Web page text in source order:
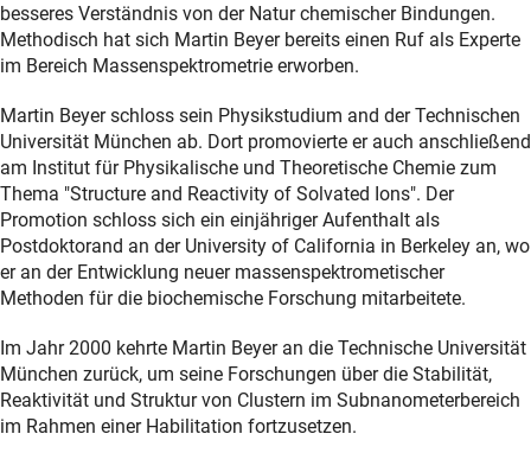
besseres Verständnis von der Natur chemischer Bindungen.
Methodisch hat sich Martin Beyer bereits einen Ruf als Experte
im Bereich Massenspektrometrie erworben.
Martin Beyer schloss sein Physikstudium and der Technischen
Universität München ab. Dort promovierte er auch anschließend
am Institut für Physikalische und Theoretische Chemie zum
Thema "Structure and Reactivity of Solvated Ions". Der
Promotion schloss sich ein einjähriger Aufenthalt als
Postdoktorand an der University of California in Berkeley an, wo
er an der Entwicklung neuer massenspektrometischer
Methoden für die biochemische Forschung mitarbeitete.
Im Jahr 2000 kehrte Martin Beyer an die Technische Universität
München zurück, um seine Forschungen über die Stabilität,
Reaktivität und Struktur von Clustern im Subnanometerbereich
im Rahmen einer Habilitation fortzusetzen.